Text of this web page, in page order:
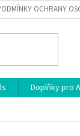
OCHRANY
Doplňky pro